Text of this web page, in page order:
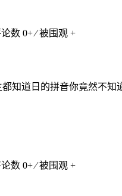
论数 0+ ⁄ 被围观 +
都知道日的拼音你竟然不
论数 0+ ⁄ 被围观 +